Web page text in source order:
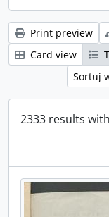
Print preview
Card view
Sortuj
2333 results